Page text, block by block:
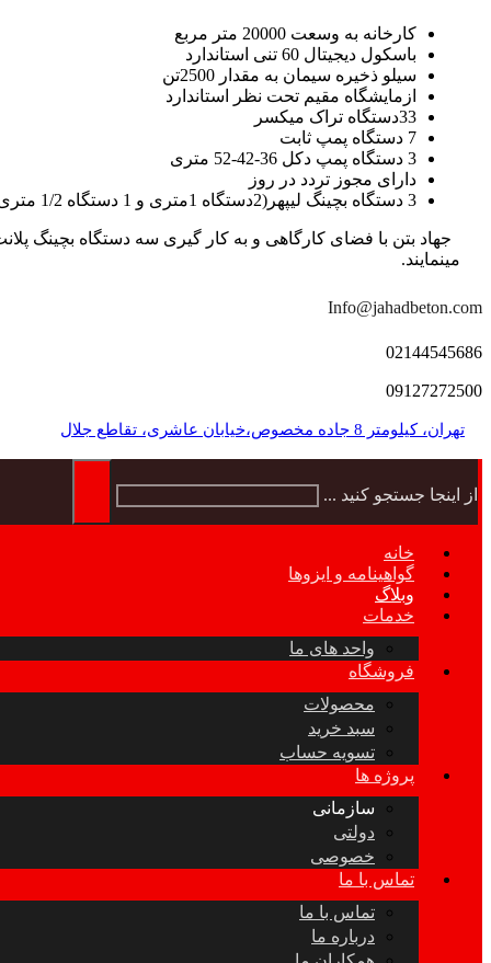
کارخانه به وسعت 20000 متر مربع
باسکول دیجیتال 60 تنی استاندارد
سیلو ذخیره سیمان به مقدار 2500تن
ازمایشگاه مقیم تحت نظر استاندارد
33دستگاه تراک میکسر
7 دستگاه پمپ ثابت
3 دستگاه پمپ دکل 36-42-52 متری
دارای مجوز تردد در روز
3 دستگاه بچینگ لیپهر(2دستگاه 1متری و 1 دستگاه 1/2 متری با توان تولید 150 متر مکعب در ساعت)
مینمایند.
Info@jahadbeton.com
02144545686
09127272500
تهران، کیلومتر 8 جاده مخصوص،خیابان عاشری، تقاطع جلال
از اینجا جستجو کنید ...
خانه
گواهینامه و ایزوها
وبلاگ
خدمات
واحد های ما
فروشگاه
محصولات
سبد خرید
تسویه حساب
پروژه ها
سازمانی
دولتی
خصوصی
تماس با ما
تماس با ما
درباره ما